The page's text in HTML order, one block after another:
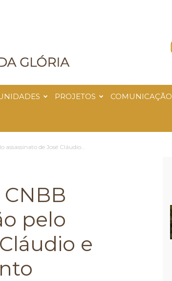
PROJETOS COMUNICAÇÃO
de José Cláudio...
pelo
e